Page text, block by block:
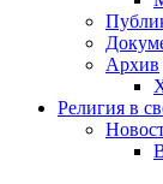
Архив
Религия в